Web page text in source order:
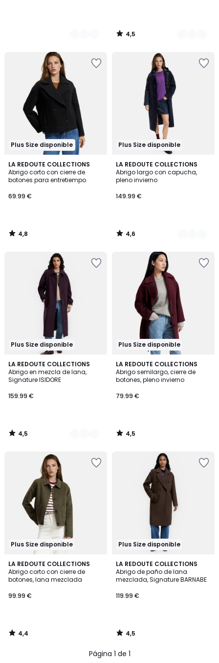
4,5
/
Plus Size disponible
LA REDOUTE COLLECTIONS
Abrigo corto con cierre de
botones para entretiempo
69.99 €
4,8
/ 5
4,8
/
Plus Size disponible
LA REDOUTE COLLECTIONS
Abrigo largo con capucha,
pleno invierno
149.99 €
4,6
/ 5
2
Colores
4,6
/
Plus Size disponible
LA REDOUTE COLLECTIONS
Abrigo en mezcla de lana,
Signature ISIDORE
159.99 €
4,5
/ 5
2
Colores
4,5
/
Plus Size disponible
LA REDOUTE COLLECTIONS
Abrigo semilargo, cierre de
botones, pleno invierno
79.99 €
4,5
/ 5
4,5
/
Plus Size disponible
LA REDOUTE COLLECTIONS
Abrigo corto con cierre de
botones, lana mezclada
99.99 €
4,4
/ 5
4,4
/
Plus Size disponible
LA REDOUTE COLLECTIONS
Abrigo de paño de lana
mezclada, Signature BARNABE
119.99 €
4,5
/ 5
4,5
/
Página 1 de 1